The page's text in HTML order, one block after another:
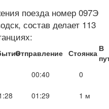
поезда номер 097Э
состав делает 113
Отправление Стоянка В
00:40 0
01:29
1 м